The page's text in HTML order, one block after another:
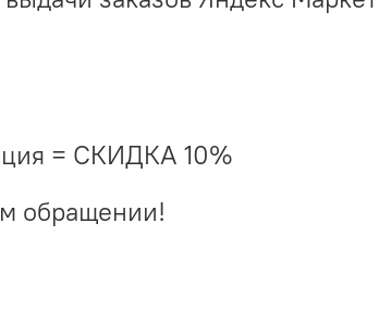
= СКИДКА 10%
обращении!